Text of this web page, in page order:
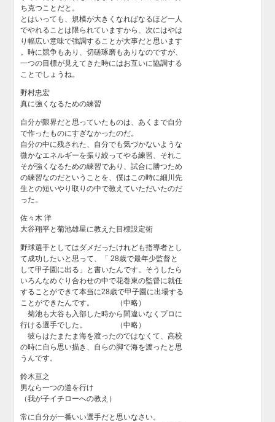
ち克つことだと。
とはいっても、規模が大きくなればなるほど一人
でやれることは限られていますから、次にはやは
り幅広い意味で強調することが大事だと思います
。時に競争もあり、切磋琢磨もありなのですが、
一つの目標が見えてきた時にはお互いに協調する
ことでしょうね。
野村忠宏
真に強くなるための練習
自分が限界だと思っていたものは、あくまで自分
で作ったものにすぎなかったのだ。
自分の中に残された、自分でも気づかないような
微かなエネルギーを振り絞ってやる練習、それこ
そが強くなるための練習であり、試合に勝つため
の練習なのだということを、僕はこの時に細川先
生との短いやり取りの中で教えていただいたのだ
った。
佐々木 洋
大谷翔平と菊池雄星に教えた目標設定術
野球選手としてはダメだったけれども指導者とし
て成功したいと思って、「 28歳で最年少監督と
して甲子園に出る」と書いたんです。そうしたら
いろんなめぐり合わせの中で花巻東の監督に就任
することができて本当に28歳で甲子園に出場する
ことができたんです。 （中略）
菊池も大谷も入部した時から間違いなくプロに
行ける選手でした。 （中略）
彼らはたまたま海を渡ったのではなくて、高校
の時に自ら思い描き、自らの脚で海を渡ったと思
うんです。
鈴木亘之
男なら一つの道を行け
（我が子イチローへの教え）
常に自分が一番いい選手だと思いなさい。